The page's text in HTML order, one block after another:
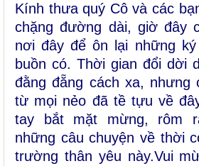
Kính thưa quý Cô và các
chặng đường dài, giờ đây
nơi đây để ôn lại những
buồn có. Thời gian đổi dời
đằng đẵng cách xa, nhưng
từ mọi nẻo đã tề tựu về
tay bắt mặt mừng, rôm
những câu chuyện về thời
trường thân yêu này.Vui